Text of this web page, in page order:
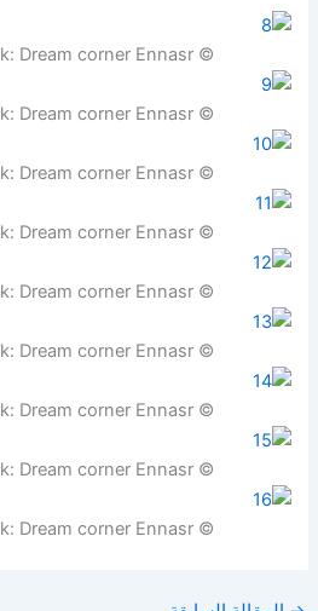
© Page Facebook: Dream corner Ennasr
© Page Facebook: Dream corner Ennasr
© Page Facebook: Dream corner Ennasr
© Page Facebook: Dream corner Ennasr
© Page Facebook: Dream corner Ennasr
© Page Facebook: Dream corner Ennasr
© Page Facebook: Dream corner Ennasr
© Page Facebook: Dream corner Ennasr
© Page Facebook: Dream corner Ennasr